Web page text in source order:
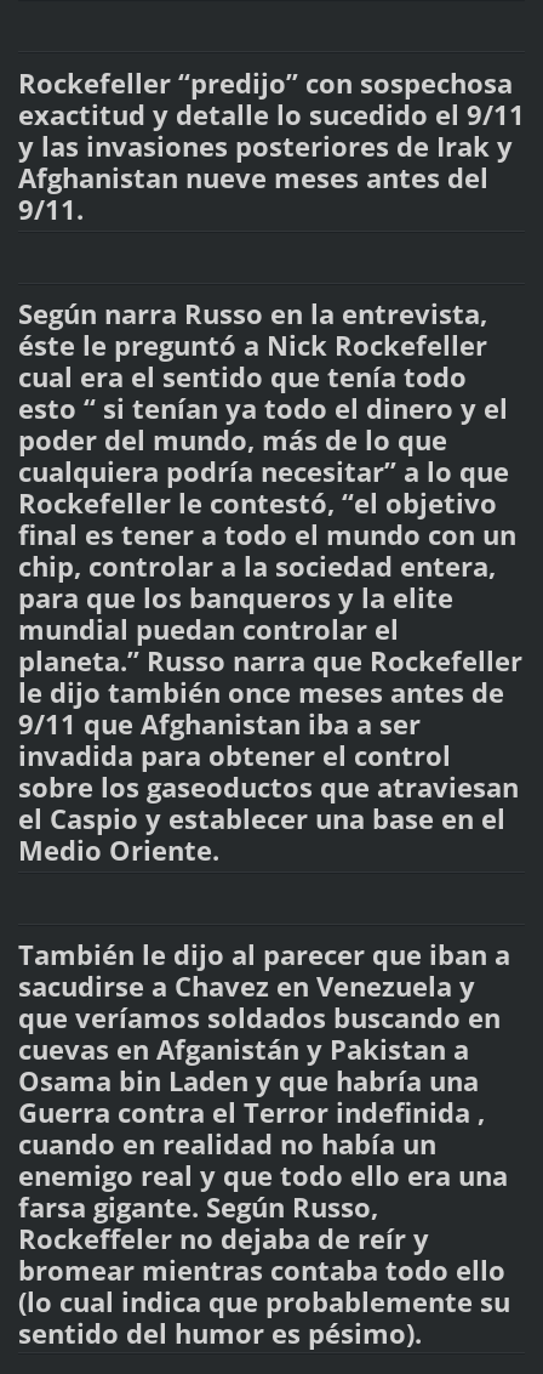
Rockefeller “predijo” con sospechosa
exactitud y detalle lo sucedido el 9/11
y las invasiones posteriores de Irak y
Afghanistan nueve meses antes del
9/11.
Según narra Russo en la entrevista,
éste le preguntó a Nick Rockefeller
cual era el sentido que tenía todo
esto “ si tenían ya todo el dinero y el
poder del mundo, más de lo que
cualquiera podría necesitar” a lo que
Rockefeller le contestó, “el objetivo
final es tener a todo el mundo con un
chip, controlar a la sociedad entera,
para que los banqueros y la elite
mundial puedan controlar el
planeta.” Russo narra que Rockefeller
le dijo también once meses antes de
9/11 que Afghanistan iba a ser
invadida para obtener el control
sobre los gaseoductos que atraviesan
el Caspio y establecer una base en el
Medio Oriente.
También le dijo al parecer que iban a
sacudirse a Chavez en Venezuela y
que veríamos soldados buscando en
cuevas en Afganistán y Pakistan a
Osama bin Laden y que habría una
Guerra contra el Terror indefinida ,
cuando en realidad no había un
enemigo real y que todo ello era una
farsa gigante. Según Russo,
Rockeffeler no dejaba de reír y
bromear mientras contaba todo ello
(lo cual indica que probablemente su
sentido del humor es pésimo).